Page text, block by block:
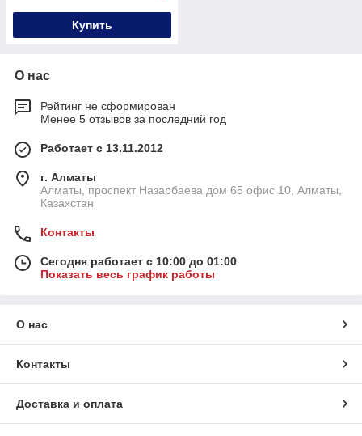
Купить
О нас
Рейтинг не сформирован
Менее 5 отзывов за последний год
Работает с 13.11.2012
г. Алматы
Алматы, проспект Назарбаева дом 65 офис 10, Алматы,
Казахстан
Контакты
Сегодня работает с 10:00 до 01:00
Показать весь график работы
О нас
Контакты
Доставка и оплата